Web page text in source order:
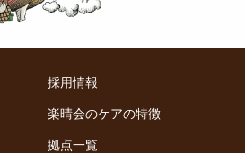
採用情報
楽晴会のケアの特徴
拠点一覧